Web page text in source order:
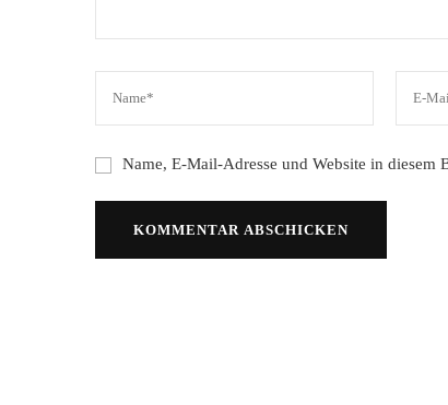
Name, E-Mail-Adresse und Website in diesem